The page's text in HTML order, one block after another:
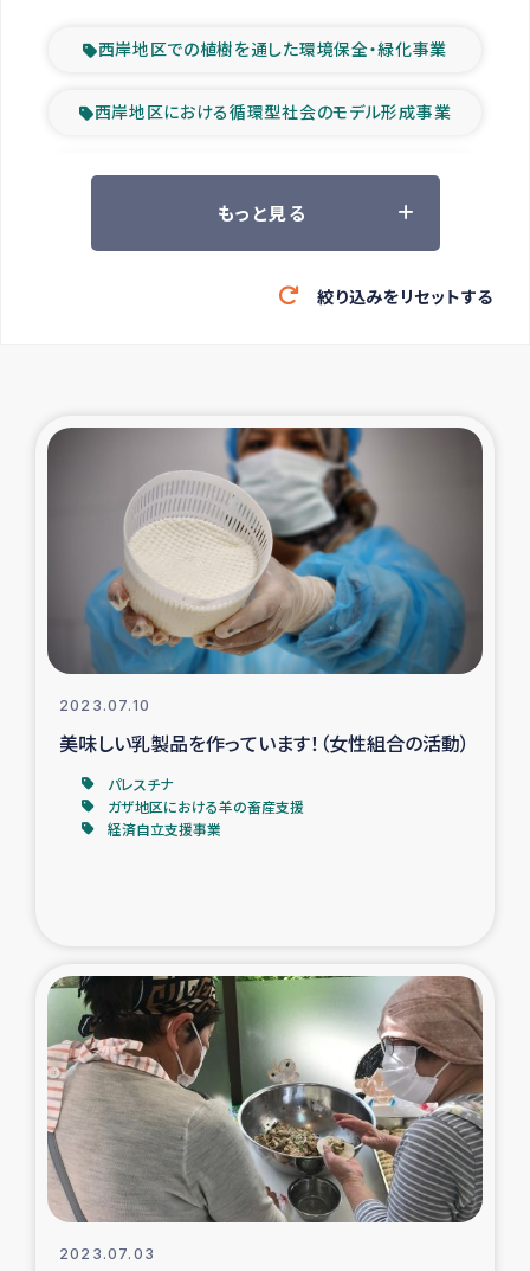
西岸地区での植樹を通した環境保全・緑化事業
西岸地区における循環型社会のモデル形成事業
ツアー参加者の声
緊急救援の時代
東ティモール豪雨緊急支援
大雨による洪水被災者支援
カカオ生産者支援事業
シリア国内避難民・帰還民の生活再建支援
トルコにおけるシリア難民支援事業
インドネシア中部 スラウェシの地震・津波被災者支援
スリランカ ムライティブ県帰還民の生活再建支援
スリランカ南部洪水被災者支援
スリランカの南北女性をつなぐサリー・リサイクル・プロ
ジェクト
復興支援事業
民際教育事業
もっと見る
絞り込みをリセットする
2023.07.10
美味しい乳製品を作っています！（女性組合の活動）
パレスチナ
ガザ地区における羊の畜産支援
経済自立支援事業
2023.07.03